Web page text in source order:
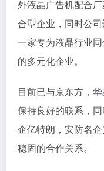
外液晶广告机配合
合型企业，同时公
一家专为液晶行业
的多元化企业。
目前已与京东方，
保持良好的联系，
企亿特朗，安防名
稳固的合作关系。